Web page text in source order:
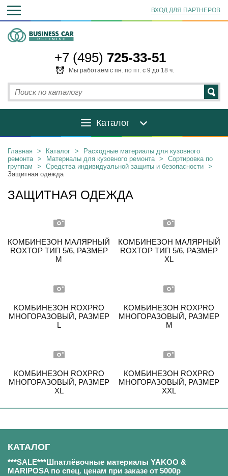
+7 (495) 725-33-51
Мы работаем с пн. по пт. с 9 до 18 ч.
ВХОД ДЛЯ ПАРТНЕРОВ
Каталог
Главная > Каталог >
Расходные материалы для кузовного
ремонта > Материалы для кузовного ремонта >
Сортировка по
группам
> Средства индивидуальной защиты и безопасности >
Защитная одежда
ЗАЩИТНАЯ ОДЕЖДА
КОМБИНЕЗОН МАЛЯРНЫЙ
ROXTOP ТИП 5/6, РАЗМЕР
M
КОМБИНЕЗОН МАЛЯРНЫЙ
ROXTOP ТИП 5/6, РАЗМЕР
XL
КОМБИНЕЗОН ROXPRO
МНОГОРАЗОВЫЙ, РАЗМЕР
L
КОМБИНЕЗОН ROXPRO
МНОГОРАЗОВЫЙ, РАЗМЕР
M
КОМБИНЕЗОН ROXPRO
МНОГОРАЗОВЫЙ, РАЗМЕР
XL
КОМБИНЕЗОН ROXPRO
МНОГОРАЗОВЫЙ, РАЗМЕР
XXL
КАТАЛОГ
***SALE***Шпатлёвочные материалы YAKOO &
MARIPOSA по спец. ценам при заказе от 5000р